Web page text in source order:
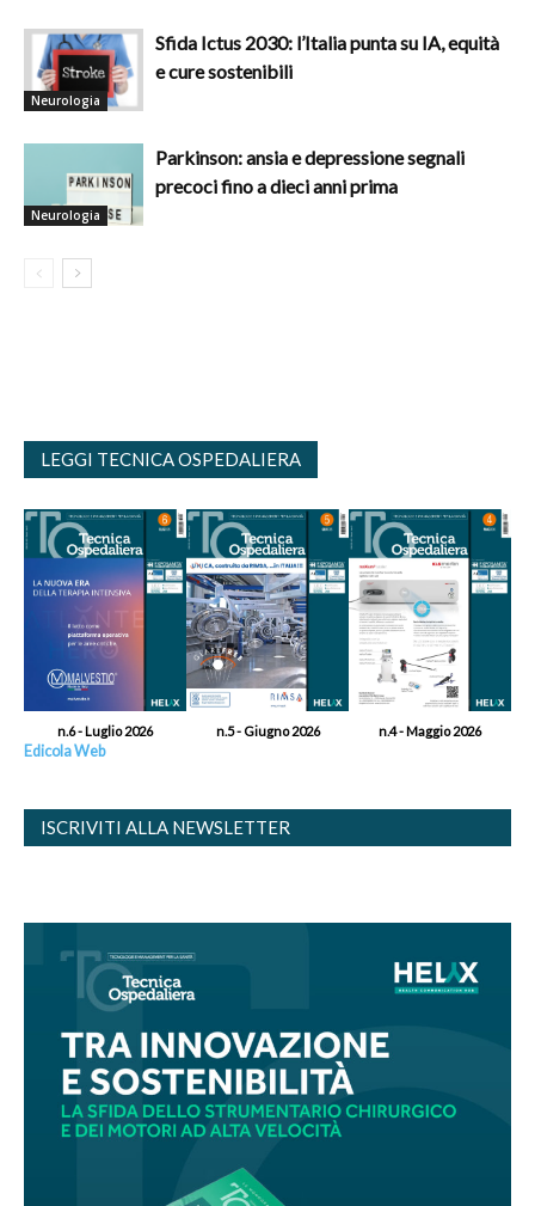
Neurologia
Sfida Ictus 2030: l’Italia punta su IA, equità
e cure sostenibili
Neurologia
Parkinson: ansia e depressione segnali
precoci fino a dieci anni prima
LEGGI TECNICA OSPEDALIERA
n.6 - Luglio 2026 n.5 - Giugno 2026 n.4 - Maggio 2026
Edicola Web
ISCRIVITI ALLA NEWSLETTER